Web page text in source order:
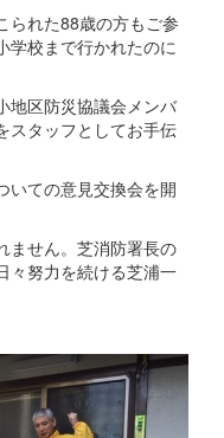
られた88歳の方もご参
学校まで行かれたのに
地区防災協議会メンバ
スタッフとしてお手伝
いての意見交換会を開
ません。芝消防署長の
々努力を続ける芝浦一